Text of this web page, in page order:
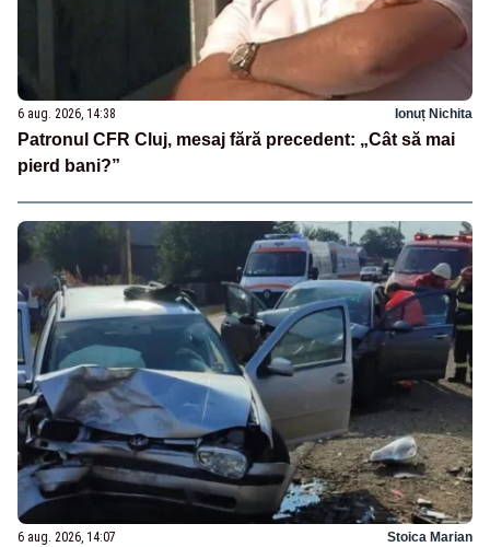
6 aug. 2026, 14:38 Ionuț Nichita
Patronul CFR Cluj, mesaj fără precedent: „Cât să mai
pierd bani?”
6 aug. 2026, 14:07 Stoica Marian